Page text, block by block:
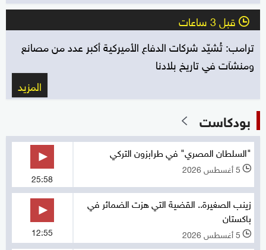
l قبل 3 ساعات
ترامب: تُشيّد شركات الدفاع الأميركية أكبر عدد من مصانع
ومنشآت في تاريخ بلادنا
المزيد
بودكاست
"السلطان المصري" في طرابزون التركي
l 5 أغسطس 2026
25:58
زينب الصغيرة.. القضية التي هزت الضمائر في
باكستان
l 5 أغسطس 2026 12:55